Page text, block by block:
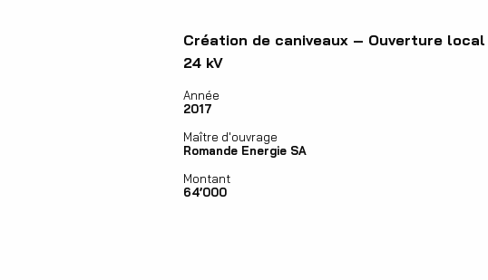
Création de caniveaux – Ouverture local
24 kV
Année
2017
Maître d'ouvrage
Romande Energie SA
Montant
64’000